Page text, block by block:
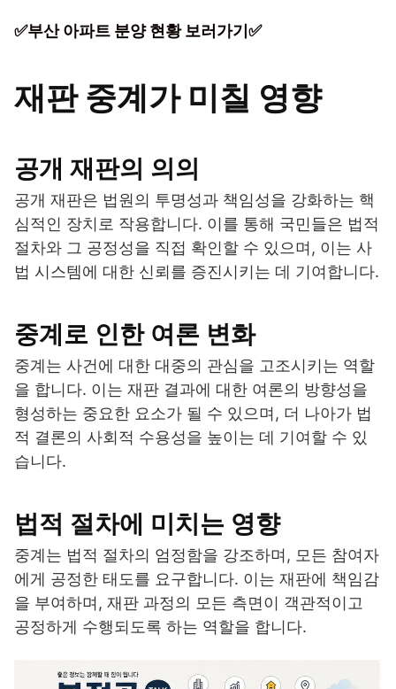
✅부산 아파트 분양 현황 보러가기✅
재판 중계가 미칠 영향
공개 재판의 의의
공개 재판은 법원의 투명성과 책임성을 강화하는 핵
심적인 장치로 작용합니다. 이를 통해 국민들은 법적
절차와 그 공정성을 직접 확인할 수 있으며, 이는 사
법 시스템에 대한 신뢰를 증진시키는 데 기여합니다.
중계로 인한 여론 변화
중계는 사건에 대한 대중의 관심을 고조시키는 역할
을 합니다. 이는 재판 결과에 대한 여론의 방향성을
형성하는 중요한 요소가 될 수 있으며, 더 나아가 법
적 결론의 사회적 수용성을 높이는 데 기여할 수 있
습니다.
법적 절차에 미치는 영향
중계는 법적 절차의 엄정함을 강조하며, 모든 참여자
에게 공정한 태도를 요구합니다. 이는 재판에 책임감
을 부여하며, 재판 과정의 모든 측면이 객관적이고
공정하게 수행되도록 하는 역할을 합니다.